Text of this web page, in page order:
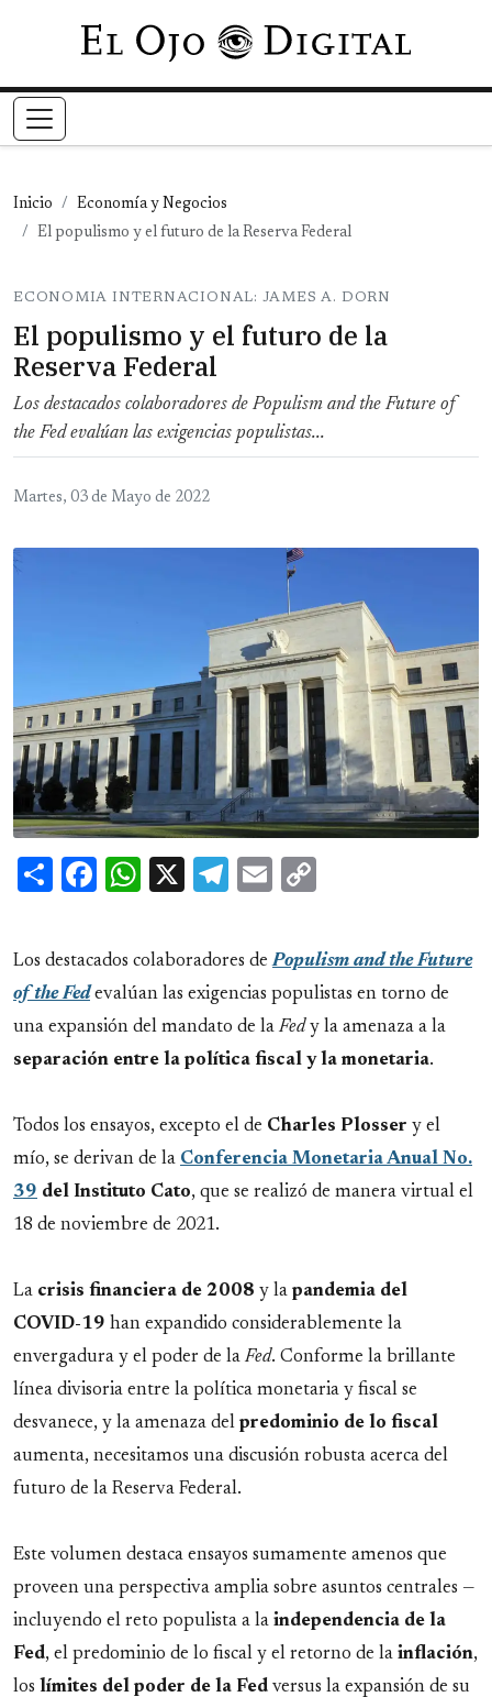
Pasar al contenido principal
Inicio
Economía y Negocios
El populismo y el futuro de la Reserva Federal
ECONOMIA INTERNACIONAL: JAMES A. DORN
El populismo y el futuro de la
Reserva Federal
Los destacados colaboradores de Populism and the Future of
the Fed evalúan las exigencias populistas...
Martes, 03 de Mayo de 2022
ShareFacebook
WhatsApp
X Telegram
Email
Los destacados colaboradores dePopulism and the Future
of the Fedevalúan las exigencias populistas en torno de
una expansión del mandato de la Fedy la amenaza a la
separación entre la política fiscal y la monetaria.
Todos los ensayos, excepto el de Charles Plosser y el
mío, se derivan de la Conferencia Monetaria Anual No.
39 del Instituto Cato, que se realizó de manera virtual el
18 de noviembre de 2021.
La crisis financiera de 2008 y la pandemia del
COVID-19 han expandido considerablemente la
envergadura y el poder de la Fed. Conforme la brillante
línea divisoria entre la política monetaria y fiscal se
desvanece, y la amenaza del predominio de lo fiscal
aumenta, necesitamos una discusión robusta acerca del
futuro de la Reserva Federal.
Este volumen destaca ensayos sumamente amenos que
proveen una perspectiva amplia sobre asuntos centrales —
incluyendo el reto populista a la independencia de la
Fed, el predominio de lo fiscal y el retorno de la inflación,
los límites del poder de la Fed versus la expansión de su